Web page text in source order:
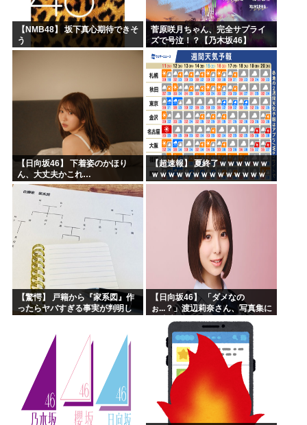
【NMB48】 坂下真心期待できそ
う
菅原咲月ちゃん、完全サプライ
ズで号泣！？【乃木坂46】
【日向坂46】 下着姿のかほり
ん、大丈夫かこれ…
【超速報】 夏終了ｗｗｗｗｗｗ
ｗｗｗｗｗｗｗｗｗｗｗｗｗｗ
ｗｗｗｗｗｗｗｗｗｗｗｗｗｗ
ｗｗｗｗｗｗ
【驚愕】 戸籍から『家系図』作
ったらヤバすぎる事実が判明し
【日向坂46】 「ダメなの
ぉ...？」渡辺莉奈さん、写真集に